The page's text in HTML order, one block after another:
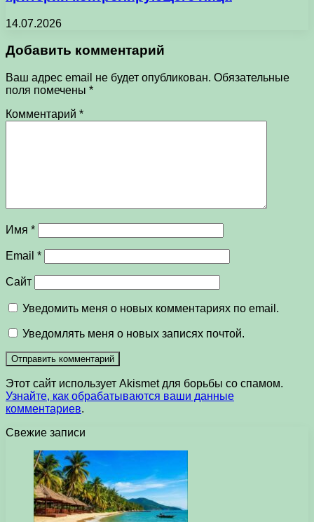
14.07.2026
Добавить комментарий
Ваш адрес email не будет опубликован. Обязательные
поля помечены *
Комментарий *
Имя *
Email *
Сайт
Уведомить меня о новых комментариях по email.
Уведомлять меня о новых записях почтой.
Этот сайт использует Akismet для борьбы со спамом.
Узнайте, как обрабатываются ваши данные
комментариев.
Свежие записи